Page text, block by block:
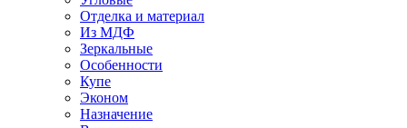
Отделка и материал
Из МДФ
Зеркальные
Особенности
Купе
Эконом
Назначение